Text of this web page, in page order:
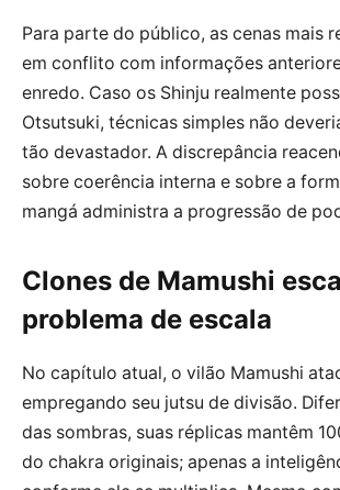
Para parte do público, as cenas mais
em conflito com informações
enredo. Caso os Shinju realmente
Otsutsuki, técnicas simples não
tão devastador. A discrepância
sobre coerência interna e sobre a
mangá administra a progressão de
Clones de Mamushi
problema de escala
No capítulo atual, o vilão Mamushi
empregando seu jutsu de divisão.
das sombras, suas réplicas mantêm
do chakra originais; apenas a